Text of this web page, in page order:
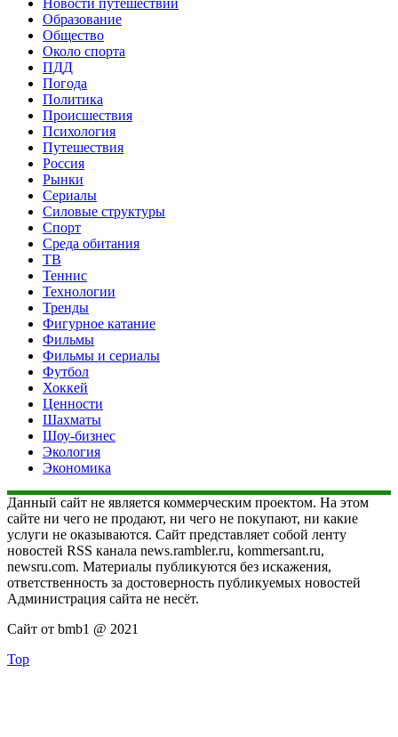
Новости путешествий
Образование
Общество
Около спорта
ПДД
Погода
Политика
Происшествия
Психология
Путешествия
Россия
Рынки
Сериалы
Силовые структуры
Спорт
Среда обитания
ТВ
Теннис
Технологии
Тренды
Фигурное катание
Фильмы
Фильмы и сериалы
Футбол
Хоккей
Ценности
Шахматы
Шоу-бизнес
Экология
Экономика
Данный сайт не является коммерческим проектом. На этом
сайте ни чего не продают, ни чего не покупают, ни какие
услуги не оказываются. Сайт представляет собой ленту
новостей RSS канала news.rambler.ru, kommersant.ru,
newsru.com. Материалы публикуются без искажения,
ответственность за достоверность публикуемых новостей
Администрация сайта не несёт.
Сайт от bmb1 @ 2021
Top